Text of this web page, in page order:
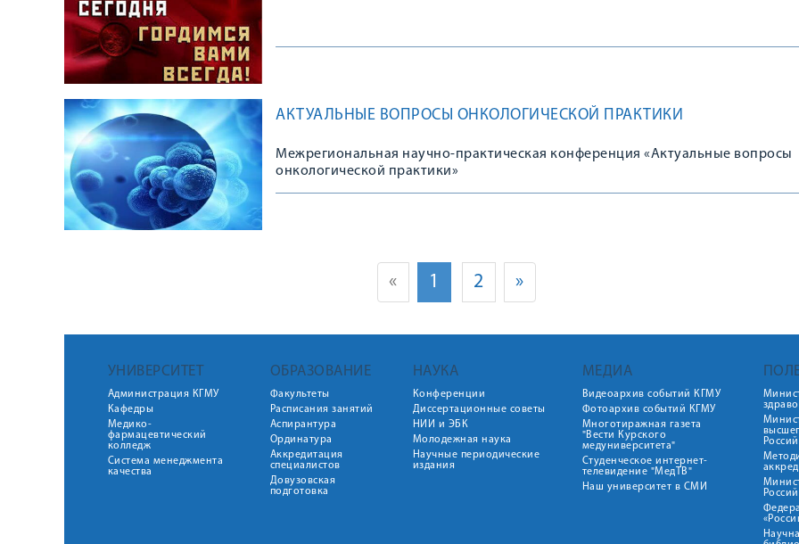
АКТУАЛЬНЫЕ ВОПРОСЫ ОНКОЛОГИЧЕСКОЙ ПРАКТИКИ
Межрегиональная научно-практическая конференция «Актуальные вопросы
онкологической практики»
« 1 2 »
УНИВЕРСИТЕТ
Администрация КГМУ
Кафедры
Медико-
фармацевтический
колледж
Система менеджмента
качества
ОБРАЗОВАНИЕ
Факультеты
Расписания занятий
Аспирантура
Ординатура
Аккредитация
специалистов
Довузовская
подготовка
НАУКА
Конференции
Диссертационные советы
НИИ и ЭБК
Молодежная наука
Научные периодические
издания
МЕДИА
Видеоархив событий КГМУ
Фотоархив событий КГМУ
Многотиражная газета
"Вести Курского
медуниверситета"
Студенческое интернет-
телевидение "МедТВ"
Наш университет в СМИ